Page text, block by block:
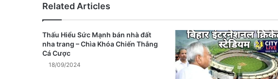
Related Articles
Thấu Hiểu Sức Mạnh bán nhà đất
nha trang – Chìa Khóa Chiến Thắng
Cá Cược
18/09/2024